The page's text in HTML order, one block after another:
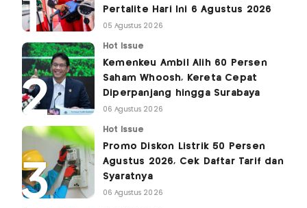
Pertalite Hari Ini 6 Agustus 2026
05 Agustus 2026
Hot Issue
Kemenkeu Ambil Alih 60 Persen
Saham Whoosh, Kereta Cepat
Diperpanjang hingga Surabaya
06 Agustus 2026
Hot Issue
Promo Diskon Listrik 50 Persen
Agustus 2026, Cek Daftar Tarif dan
Syaratnya
06 Agustus 2026